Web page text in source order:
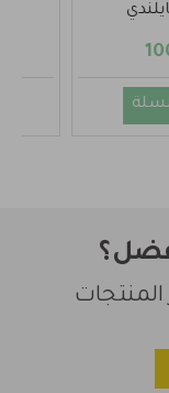
للسلة